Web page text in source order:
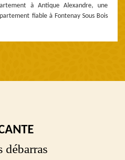
à Antique Alexandre, une
fiable à Fontenay Sous Bois
débarras